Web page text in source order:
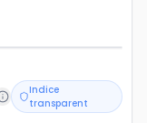
Indice
transparent